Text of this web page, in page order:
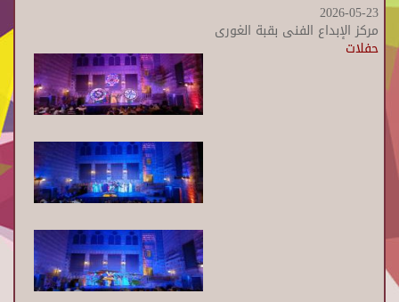
2026-05-23
مركز الإبداع الفنى بقبة الغورى
حفلات